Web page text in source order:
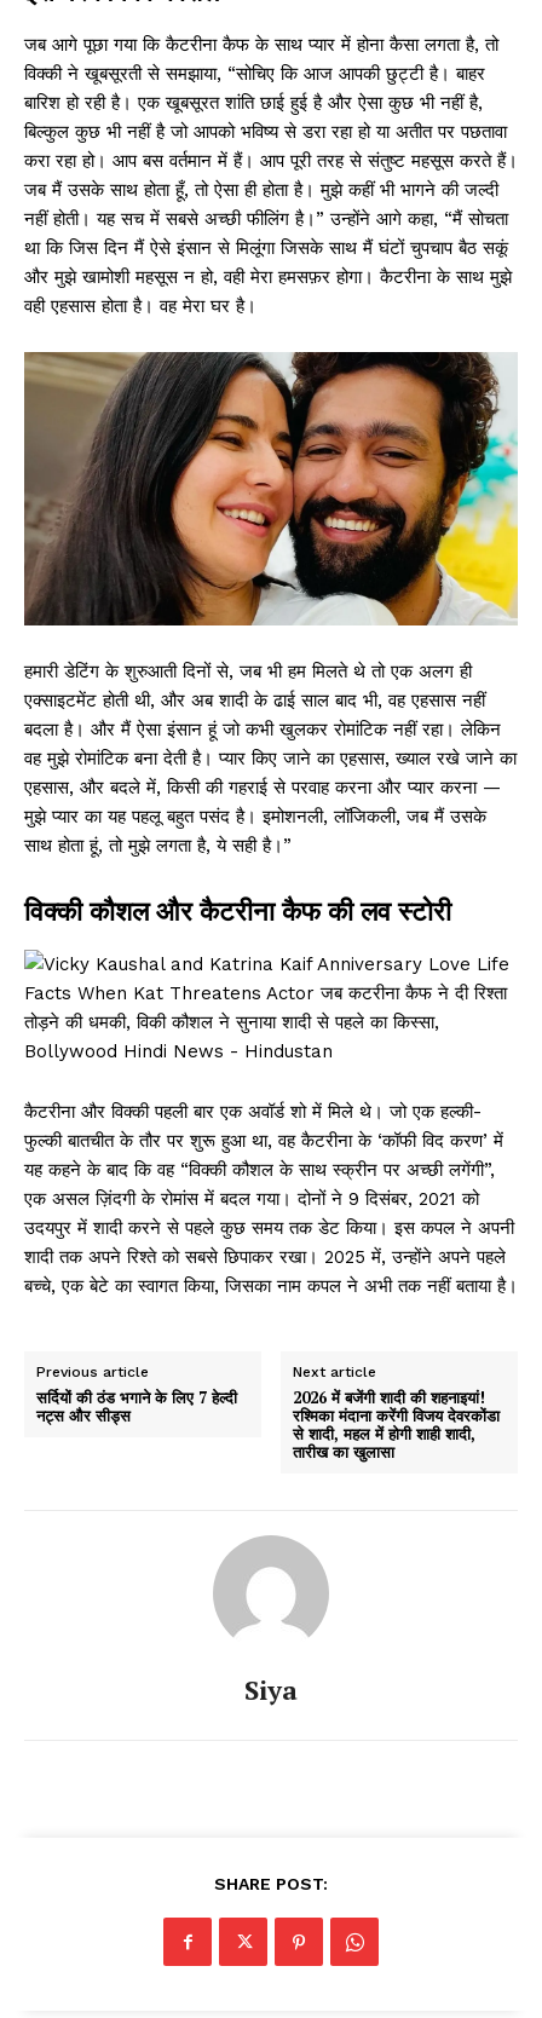
जब आगे पूछा गया कि कैटरीना कैफ के साथ प्यार में होना कैसा लगता है, तो
विक्की ने खूबसूरती से समझाया, “सोचिए कि आज आपकी छुट्टी है। बाहर
बारिश हो रही है। एक खूबसूरत शांति छाई हुई है और ऐसा कुछ भी नहीं है,
बिल्कुल कुछ भी नहीं है जो आपको भविष्य से डरा रहा हो या अतीत पर पछतावा
करा रहा हो। आप बस वर्तमान में हैं। आप पूरी तरह से संतुष्ट महसूस करते हैं।
जब मैं उसके साथ होता हूँ, तो ऐसा ही होता है। मुझे कहीं भी भागने की जल्दी
नहीं होती। यह सच में सबसे अच्छी फीलिंग है।” उन्होंने आगे कहा, “मैं सोचता
था कि जिस दिन मैं ऐसे इंसान से मिलूंगा जिसके साथ मैं घंटों चुपचाप बैठ सकूं
और मुझे खामोशी महसूस न हो, वही मेरा हमसफ़र होगा। कैटरीना के साथ मुझे
वही एहसास होता है। वह मेरा घर है।
हमारी डेटिंग के शुरुआती दिनों से, जब भी हम मिलते थे तो एक अलग ही
एक्साइटमेंट होती थी, और अब शादी के ढाई साल बाद भी, वह एहसास नहीं
बदला है। और मैं ऐसा इंसान हूं जो कभी खुलकर रोमांटिक नहीं रहा। लेकिन
वह मुझे रोमांटिक बना देती है। प्यार किए जाने का एहसास, ख्याल रखे जाने का
एहसास, और बदले में, किसी की गहराई से परवाह करना और प्यार करना —
मुझे प्यार का यह पहलू बहुत पसंद है। इमोशनली, लॉजिकली, जब मैं उसके
साथ होता हूं, तो मुझे लगता है, ये सही है।”
विक्की कौशल और कैटरीना कैफ की लव स्टोरी
कैटरीना और विक्की पहली बार एक अवॉर्ड शो में मिले थे। जो एक हल्की-
फुल्की बातचीत के तौर पर शुरू हुआ था, वह कैटरीना के ‘कॉफी विद करण’ में
यह कहने के बाद कि वह “विक्की कौशल के साथ स्क्रीन पर अच्छी लगेंगी”,
एक असल ज़िंदगी के रोमांस में बदल गया। दोनों ने 9 दिसंबर, 2021 को
उदयपुर में शादी करने से पहले कुछ समय तक डेट किया। इस कपल ने अपनी
शादी तक अपने रिश्ते को सबसे छिपाकर रखा। 2025 में, उन्होंने अपने पहले
बच्चे, एक बेटे का स्वागत किया, जिसका नाम कपल ने अभी तक नहीं बताया है।
Previous article
सर्दियों की ठंड भगाने के लिए 7 हेल्दी
नट्स और सीड्स
Next article
2026 में बजेंगी शादी की शहनाइयां!
रश्मिका मंदाना करेंगी विजय देवरकोंडा
से शादी, महल में होगी शाही शादी,
तारीख का खुलासा
Siya
SHARE POST: